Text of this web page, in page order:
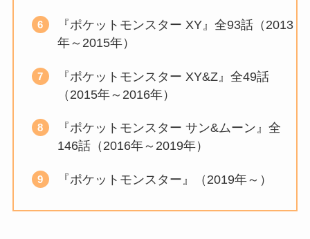
『ポケットモンスター XY』全93話（2013
年～2015年）
『ポケットモンスター XY&Z』全49話
（2015年～2016年）
『ポケットモンスター サン&ムーン』全
146話（2016年～2019年）
『ポケットモンスター』（2019年～）